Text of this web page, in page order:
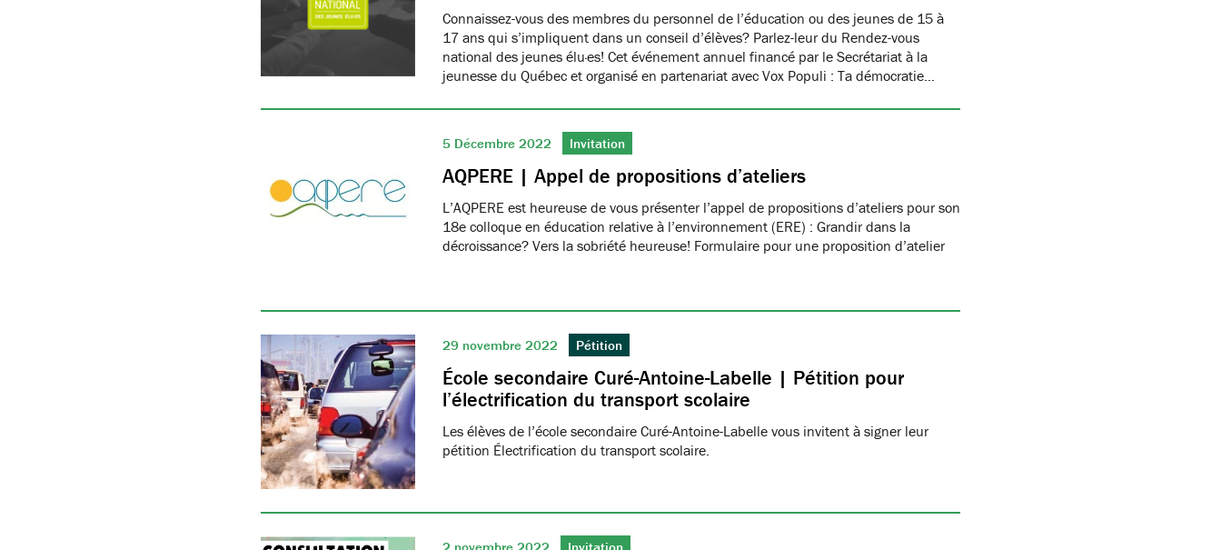
Connaissez-vous des membres du personnel de l’éducation ou des jeunes de 15 à
17 ans qui s’impliquent dans un conseil d’élèves? Parlez-leur du Rendez-vous
national des jeunes élu·es! Cet événement annuel financé par le Secrétariat à la
jeunesse du Québec et organisé en partenariat avec Vox Populi : Ta démocratie…
5 Décembre 2022 Invitation
AQPERE | Appel de propositions d’ateliers
L’AQPERE est heureuse de vous présenter l’appel de propositions d’ateliers pour son
18e colloque en éducation relative à l’environnement (ERE) : Grandir dans la
décroissance? Vers la sobriété heureuse! Formulaire pour une proposition d’atelier
29 novembre 2022 Pétition
École secondaire Curé-Antoine-Labelle | Pétition pour
l’électrification du transport scolaire
Les élèves de l’école secondaire Curé-Antoine-Labelle vous invitent à signer leur
pétition Électrification du transport scolaire.